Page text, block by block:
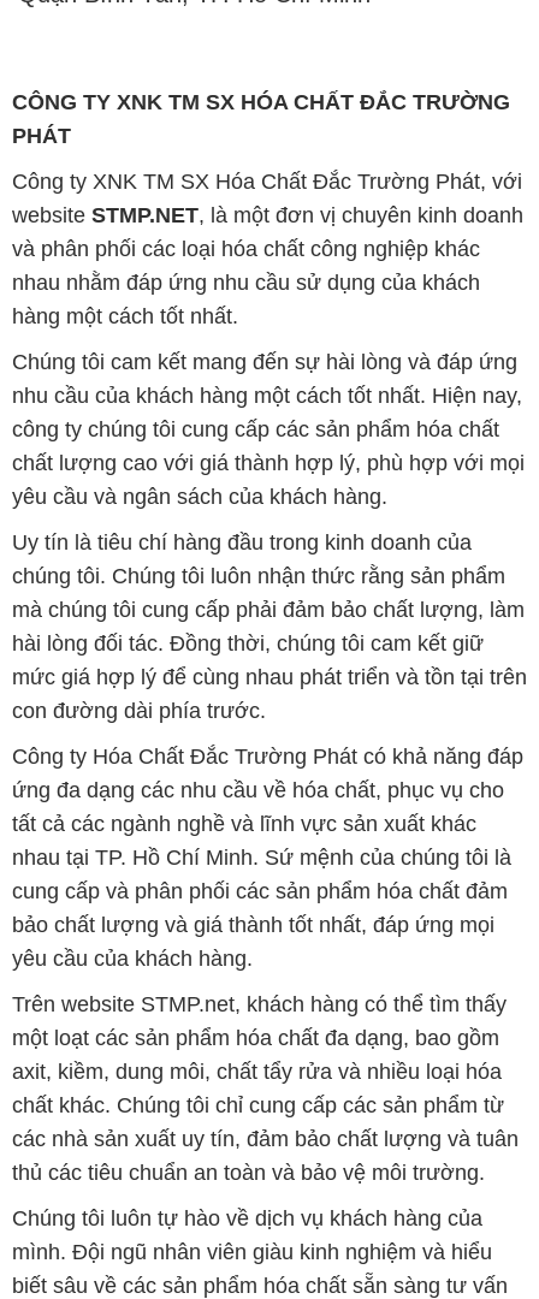
CÔNG TY XNK TM SX HÓA CHẤT ĐẮC TRƯỜNG
PHÁT
Công ty XNK TM SX Hóa Chất Đắc Trường Phát, với
website STMP.NET, là một đơn vị chuyên kinh doanh
và phân phối các loại hóa chất công nghiệp khác
nhau nhằm đáp ứng nhu cầu sử dụng của khách
hàng một cách tốt nhất.
Chúng tôi cam kết mang đến sự hài lòng và đáp ứng
nhu cầu của khách hàng một cách tốt nhất. Hiện nay,
công ty chúng tôi cung cấp các sản phẩm hóa chất
chất lượng cao với giá thành hợp lý, phù hợp với mọi
yêu cầu và ngân sách của khách hàng.
Uy tín là tiêu chí hàng đầu trong kinh doanh của
chúng tôi. Chúng tôi luôn nhận thức rằng sản phẩm
mà chúng tôi cung cấp phải đảm bảo chất lượng, làm
hài lòng đối tác. Đồng thời, chúng tôi cam kết giữ
mức giá hợp lý để cùng nhau phát triển và tồn tại trên
con đường dài phía trước.
Công ty Hóa Chất Đắc Trường Phát có khả năng đáp
ứng đa dạng các nhu cầu về hóa chất, phục vụ cho
tất cả các ngành nghề và lĩnh vực sản xuất khác
nhau tại TP. Hồ Chí Minh. Sứ mệnh của chúng tôi là
cung cấp và phân phối các sản phẩm hóa chất đảm
bảo chất lượng và giá thành tốt nhất, đáp ứng mọi
yêu cầu của khách hàng.
Trên website STMP.net, khách hàng có thể tìm thấy
một loạt các sản phẩm hóa chất đa dạng, bao gồm
axit, kiềm, dung môi, chất tẩy rửa và nhiều loại hóa
chất khác. Chúng tôi chỉ cung cấp các sản phẩm từ
các nhà sản xuất uy tín, đảm bảo chất lượng và tuân
thủ các tiêu chuẩn an toàn và bảo vệ môi trường.
Chúng tôi luôn tự hào về dịch vụ khách hàng của
mình. Đội ngũ nhân viên giàu kinh nghiệm và hiểu
biết sâu về các sản phẩm hóa chất sẵn sàng tư vấn